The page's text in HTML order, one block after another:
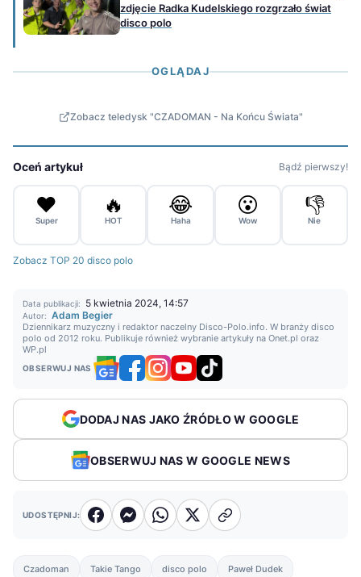
zdjęcie Radka Kudelskiego rozgrzało świat
disco polo
OGLĄDAJ
Zobacz teledysk "CZADOMAN - Na Końcu Świata"
Oceń artykuł Bądź pierwszy!
❤️
Super
🔥
HOT
😂
Haha
😮
Wow
👎
Nie
Zobacz TOP 20 disco polo
Data publikacji: 5 kwietnia 2024, 14:57
Autor: Adam Begier
Dziennikarz muzyczny i redaktor naczelny Disco-Polo.info. W branży disco
polo od 2012 roku. Publikuje również wybranie artykuły na Onet.pl oraz
WP.pl
OBSERWUJ NAS
DODAJ NAS JAKO ŹRÓDŁO W GOOGLE
OBSERWUJ NAS W GOOGLE NEWS
UDOSTĘPNIJ:
Czadoman Takie Tango disco polo Paweł Dudek